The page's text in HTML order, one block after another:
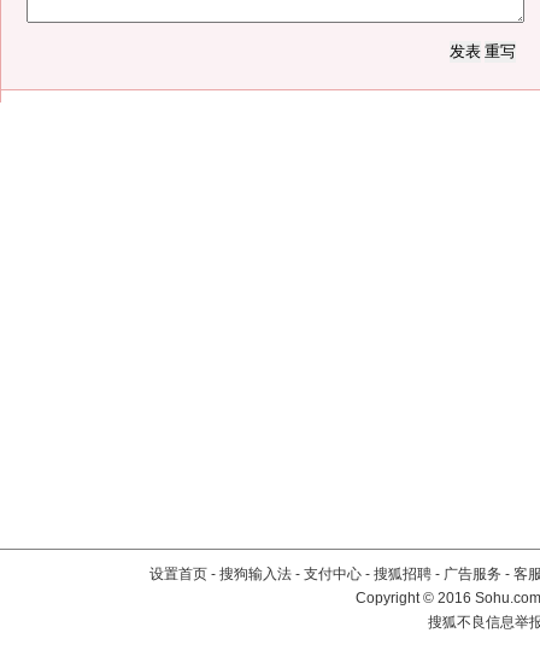
设置首页 - 搜狗输入法 - 支付中心 - 搜狐招聘 - 广告服务 - 客
Copyright©2016
搜狐不良信息举